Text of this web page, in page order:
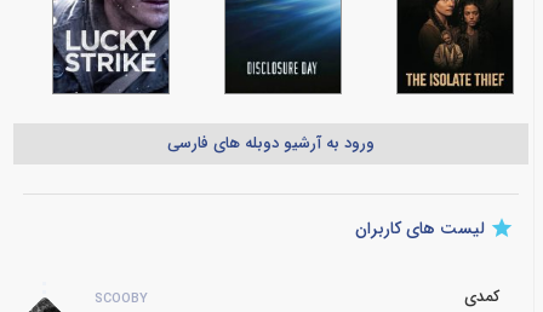
ورود به آرشیو دوبله های فارسی
لیست های کاربران
کمدی SCOOBY